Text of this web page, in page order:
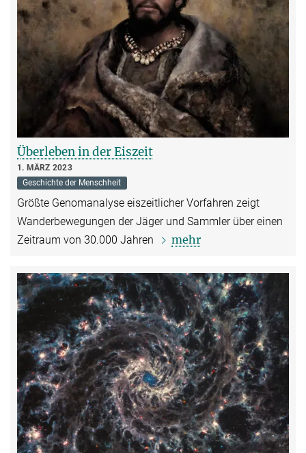
Überleben in der Eiszeit
1. MÄRZ 2023
Geschichte der Menschheit
Größte Genomanalyse eiszeitlicher Vorfahren zeigt
Wanderbewegungen der Jäger und Sammler über einen
Zeitraum von 30.000 Jahren
mehr